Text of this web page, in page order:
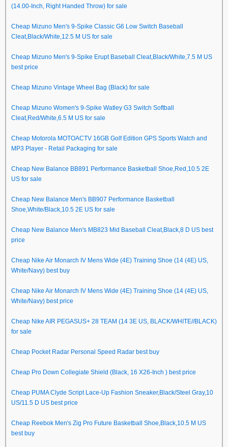
(14.00-Inch, Right Handed Throw) for sale
Cheap Mizuno Men's 9-Spike Classic G6 Low Switch Baseball
Cleat,Black/White,12.5 M US for sale
Cheap Mizuno Men's 9-Spike Erupt Baseball Cleat,Black/White,7.5 M US
best price
Cheap Mizuno Vintage Wheel Bag (Black) for sale
Cheap Mizuno Women's 9-Spike Watley G3 Switch Softball
Cleat,Red/White,6.5 M US for sale
Cheap Motorola MOTOACTV 16GB Golf Edition GPS Sports Watch and
MP3 Player - Retail Packaging for sale
Cheap New Balance BB891 Performance Basketball Shoe,Red,10.5 2E
US for sale
Cheap New Balance Men's BB907 Performance Basketball
Shoe,White/Black,10.5 2E US for sale
Cheap New Balance Men's MB823 Mid Baseball Cleat,Black,8 D US best
price
Cheap Nike Air Monarch IV Mens Wide (4E) Training Shoe (14 (4E) US,
White/Navy) best buy
Cheap Nike Air Monarch IV Mens Wide (4E) Training Shoe (14 (4E) US,
White/Navy) best price
Cheap Nike AIR PEGASUS+ 28 TEAM (14 3E US, BLACK/WHITE//BLACK)
for sale
Cheap Pocket Radar Personal Speed Radar best buy
Cheap Pro Down Collegiate Shield (Black, 16 X26-Inch ) best price
Cheap PUMA Clyde Script Lace-Up Fashion Sneaker,Black/Steel Gray,10
US/11.5 D US best price
Cheap Reebok Men's Zig Pro Future Basketball Shoe,Black,10.5 M US
best buy